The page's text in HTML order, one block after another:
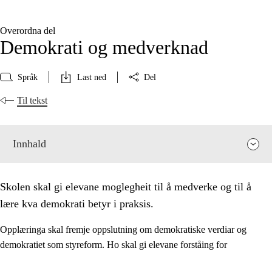
Overordna del
Demokrati og medverknad
Språk Last ned Del
Til tekst
Innhald
Skolen skal gi elevane moglegheit til å medverke og til å
lære kva demokrati betyr i praksis.
Opplæringa skal fremje oppslutning om demokratiske verdiar og
demokratiet som styreform. Ho skal gi elevane forståing for